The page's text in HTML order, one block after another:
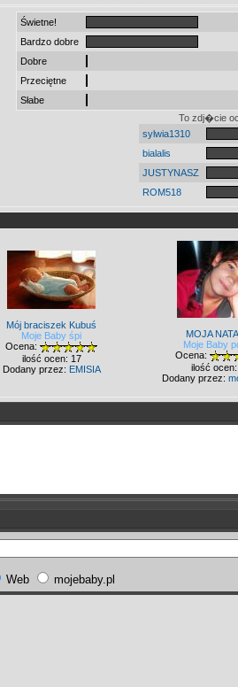
Świetne!
Bardzo dobre
Dobre
Przeciętne
Słabe
To zdj�cie
sylwia1310
bialalis
JUSTYNASZ
ROM518
Mój braciszek Kubuś
Moje Baby śpi
Ocena:
ilość ocen: 17
Dodany przez: EMISIA
MOJA
Moje Baby
Ocena:
ilość
Dodany przez:
Web mojebaby.pl